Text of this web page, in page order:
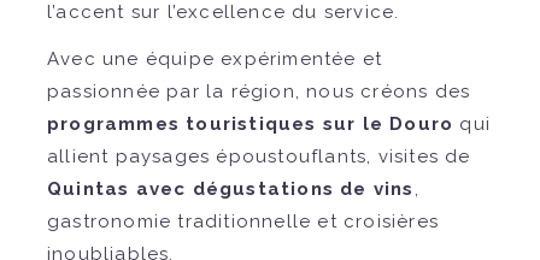
l’accent sur l’excellence du service.
Avec une équipe expérimentée et
passionnée par la région, nous créons des
programmes touristiques sur le Douro qui
allient paysages époustouflants, visites de
Quintas avec dégustations de vins ,
gastronomie traditionnelle et croisières
inoubliables.